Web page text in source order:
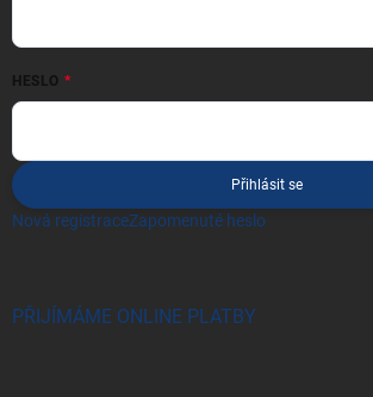
HESLO
Přihlásit se
Nová registraceZapomenuté heslo
PŘIJÍMÁME ONLINE PLATBY